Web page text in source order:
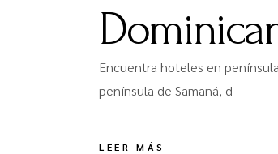
Encuentra hoteles en
península de Samaná, d
LEER MÁS